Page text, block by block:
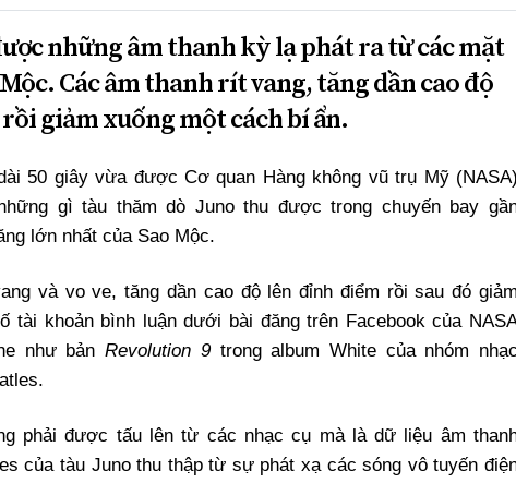
những âm thanh kỳ lạ phát ra từ các mặt
Các âm thanh rít vang, tăng dần cao độ
giảm xuống một cách bí ẩn.
50 giây vừa được Cơ quan Hàng không vũ trụ Mỹ (NASA)
gì tàu thăm dò Juno thu được trong chuyến bay
lớn nhất của Sao Mộc.
và vo ve, tăng dần cao độ lên đỉnh điểm rồi sau đó giảm
tài khoản bình luận dưới bài đăng trên Facebook của
như bảnRevolution 9trong album White của nhóm nhạc
phải được tấu lên từ các nhạc cụ mà là dữ liệu âm
của tàu Juno thu thập từ sự phát xạ các sóng vô tuyến